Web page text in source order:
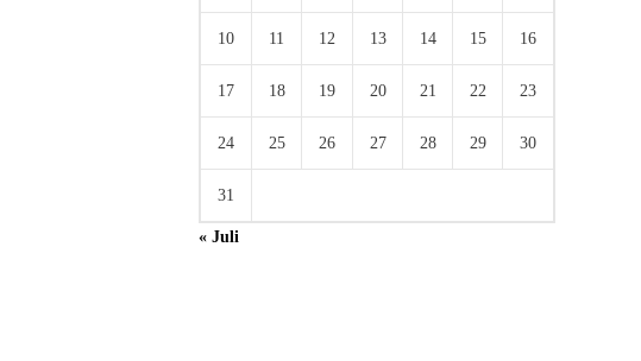
10 11 12 13 14 15 16
17 18 19 20 21 22 23
24 25 26 27 28 29 30
31
« Juli